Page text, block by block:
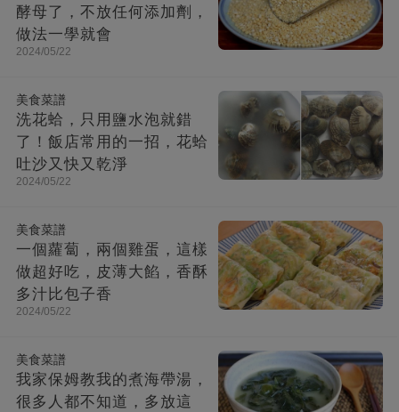
酵母了，不放任何添加劑，
做法一學就會
2024/05/22
美食菜譜
洗花蛤，只用鹽水泡就錯
了！飯店常用的一招，花蛤
吐沙又快又乾淨
2024/05/22
美食菜譜
一個蘿蔔，兩個雞蛋，這樣
做超好吃，皮薄大餡，香酥
多汁比包子香
2024/05/22
美食菜譜
我家保姆教我的煮海帶湯，
很多人都不知道，多放這